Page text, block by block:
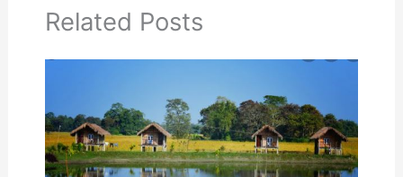
Related Posts